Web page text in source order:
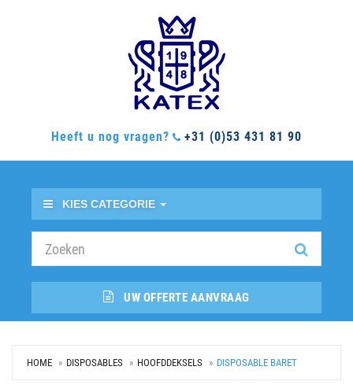
Heeft u nog vragen? +31 (0)53 431 81 90
KIES CATEGORIE
UW OFFERTE AANVRAAG
HOME DISPOSABLES HOOFDDEKSELS DISPOSABLE BARET